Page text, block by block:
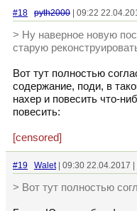
#18 pyth2000 | 09:22
> Ну наверное новую
старую
Вот тут полностью
содержание, поди, в
нахер и повесить что-
повесить:
[censored]
#19 Walet| 09:30 22.04.2017 |
> Вот тут полностью